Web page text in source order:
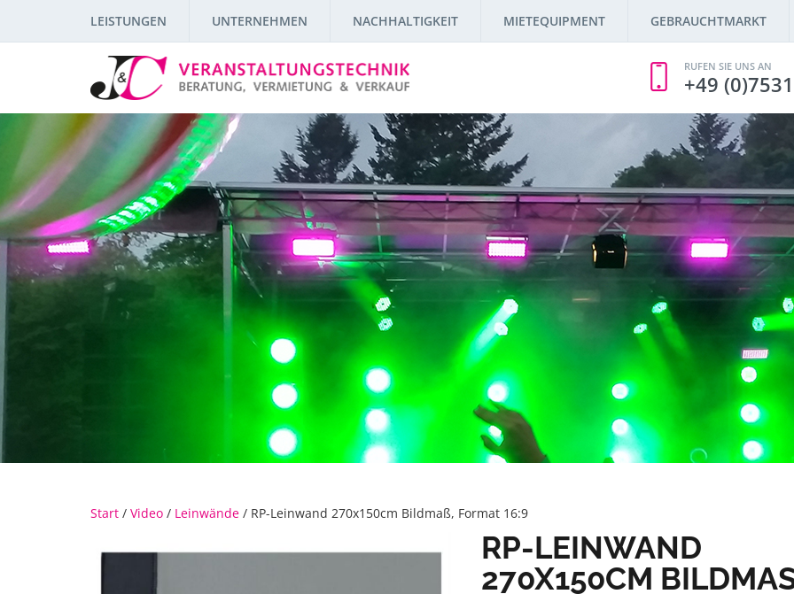
LEISTUNGEN UNTERNEHMEN NACHHALTIGKEIT MIETEQUIPMENT GEBRAUCHTMARKT
RUFEN SIE UNS AN
+49
Start / Video / Leinwände / RP-Leinwand 270x150cm Bildmaß, Format 16:9
RP-LEINWAND
270X150CM